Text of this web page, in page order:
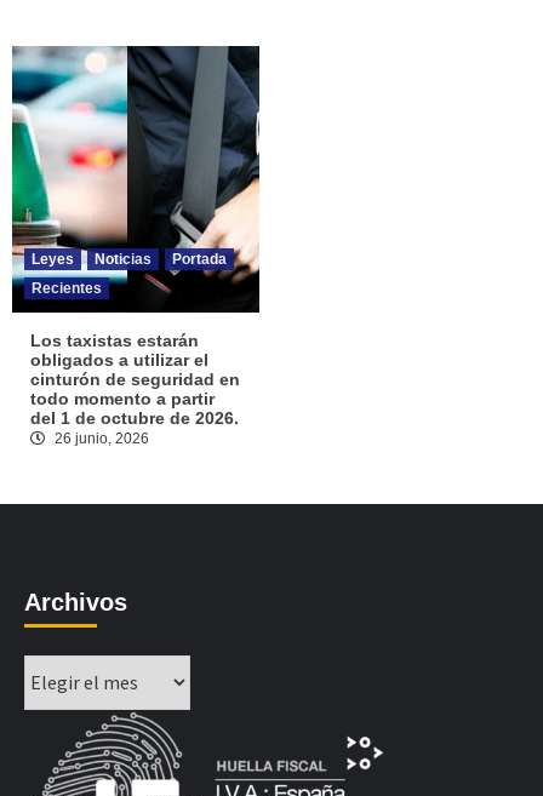
Leyes Noticias
Portada
Recientes
Los taxistas estarán
obligados a utilizar el
cinturón de seguridad en
todo momento a partir
del 1 de octubre de 2026.
26 junio, 2026
Archivos